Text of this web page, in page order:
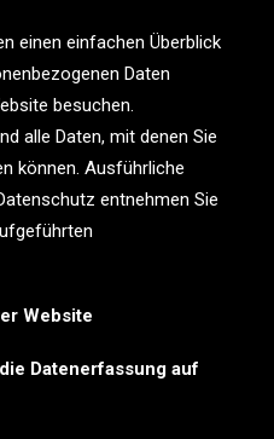
einen einfachen Überblick
Daten
besuchen.
alle Daten, mit denen Sie
können. Ausführliche
entnehmen Sie
Website
Datenerfassung auf